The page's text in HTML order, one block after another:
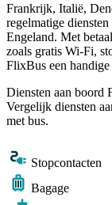
Frankrijk, Italië,
regelmatige
Engeland. Met
zoals gratis Wi-Fi,
FlixBus een
Diensten aan boord
Vergelijk diensten
met bus.
Stopcontacten
Bagage